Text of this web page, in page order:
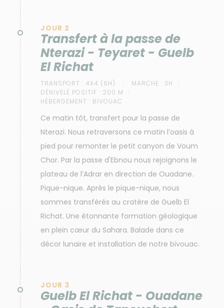
JOUR 2
Transfert à la passe de
Nterazi - Teyaret - Guelb
El Richat
TRANSPORT : 4X4 (6H) MARCHE : 3H
DÉNIVELÉ POSITIF : 200 M
HÉBERGEMENT : BIVOUAC
Ce matin tôt, transfert pour la passe de
Nterazi. Nous retraversons ce matin l’oasis à
pied pour remonter le petit canyon de Voum
Chor. Par la passe d'Ebnou nous rejoignons le
plateau de l’Adrar en direction de Ouadane.
Pique-nique. Après le pique-nique, nous
sommes transférés au cratère de Guelb El
Richat. Une étonnante formation géologique
en plein cœur du Sahara. Balade dans ce
décor lunaire et installation de notre bivouac.
JOUR 3
Guelb El Richat - Ouadane